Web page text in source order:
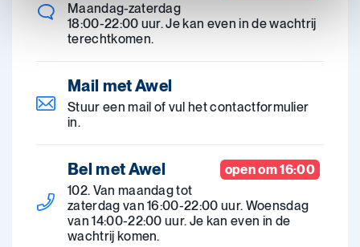
Maandag-zaterdag
18:00-22:00 uur. Je kan even in de wachtrij
terechtkomen.
Mail met Awel
Stuur een mail of vul het contactformulier
in.
open om 16:00
Bel met Awel
102. Van maandag tot
zaterdag van 16:00-22:00 uur. Woensdag
van 14:00-22:00 uur. Je kan even in de
wachtrij komen.